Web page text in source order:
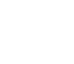
vă